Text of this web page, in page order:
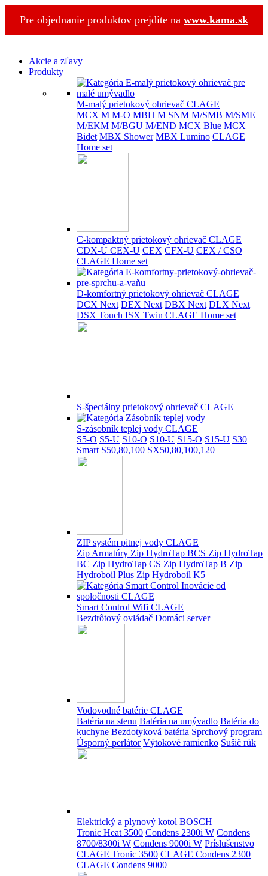
Pre objednanie produktov prejdite na www.kama.sk
Akcie a zľavy
Produkty
M-malý prietokový ohrievač CLAGE
MCX M M-O MBH M SNM M/SMB M/SME
M/EKM M/BGU M/END MCX Blue MCX
Bidet MBX Shower MBX Lumino CLAGE
Home set
C-kompaktný prietokový ohrievač CLAGE
CDX-U CEX-U CEX CFX-U CEX / CSO
CLAGE Home set
D-komfortný prietokový ohrievač CLAGE
DCX Next DEX Next DBX Next DLX Next
DSX Touch ISX Twin CLAGE Home set
S-špeciálny prietokový ohrievač CLAGE
S-zásobník teplej vody CLAGE
S5-O S5-U S10-O S10-U S15-O S15-U S30
Smart S50,80,100 SX50,80,100,120
ZIP systém pitnej vody CLAGE
Zip Armatúry Zip HydroTap BCS Zip HydroTap
BC Zip HydroTap CS Zip HydroTap B Zip
Hydroboil Plus Zip Hydroboil K5
Smart Control Wifi CLAGE
Bezdrôtový ovládač Domáci server
Vodovodné batérie CLAGE
Batéria na stenu Batéria na umývadlo Batéria do
kuchyne Bezdotyková batéria Sprchový program
Úsporný perlátor Výtokové ramienko Sušič rúk
Elektrický a plynový kotol BOSCH
Tronic Heat 3500 Condens 2300i W Condens
8700/8300i W Condens 9000i W Príslušenstvo
CLAGE Tronic 3500 CLAGE Condens 2300
CLAGE Condens 9000